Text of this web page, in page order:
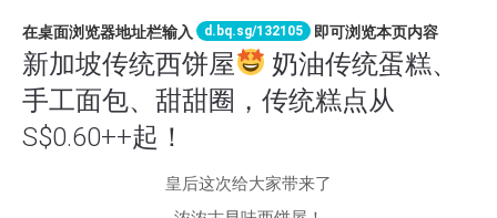
在桌面浏览器地址栏输入 d.bq.sg/132105 即可浏览本页内容
新加坡传统西饼屋
奶油传统蛋糕、
手工面包、甜甜圈，传统糕点从
S$0.60++起！
皇后这次给大家带来了